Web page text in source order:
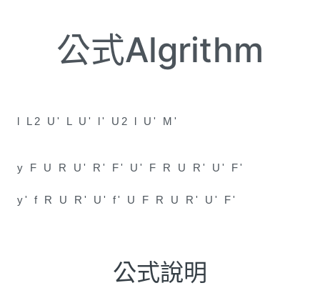
公式Algrithm
l L2 U' L U' l' U2 l U' M'
y F U R U' R' F' U' F R U R' U' F'
y' f R U R' U' f' U F R U R' U' F'
公式說明